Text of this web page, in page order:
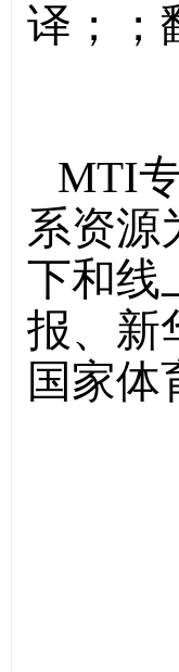
译；；
MTI
系资源
下和线
报、新
国家体